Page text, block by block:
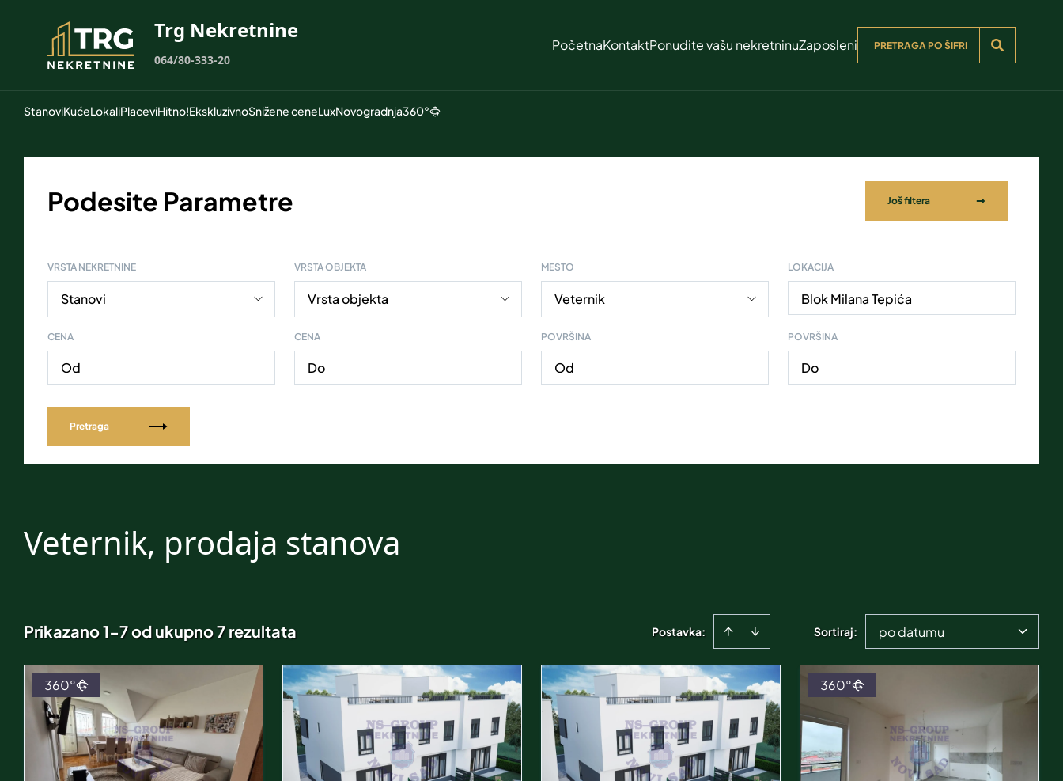
Trg Nekretnine
064/80-333-20
PočetnaKontaktPonudite vašu nekretninuZaposleni
StanoviKućeLokaliPlaceviHitno!EkskluzivnoSnižene ceneLuxNovogradnja360°
Podesite Parametre Još filtera
VRSTA NEKRETNINE VRSTA OBJEKTA MESTO LOKACIJA
Blok Milana Tepića
CENA CENA POVRŠINA POVRŠINA
Pretraga
Veternik, prodaja stanova
Prikazano 1-7 od ukupno 7 rezultata Postavka: Sortiraj: po datumu
360° 360°